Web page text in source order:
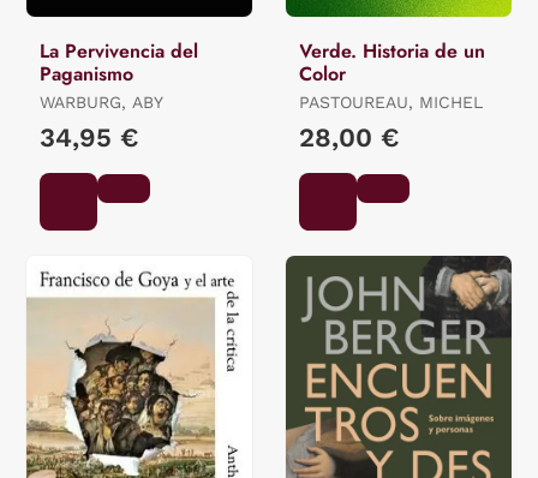
La Pervivencia del
Paganismo
WARBURG, ABY
34,95 €
Verde. Historia de un
Color
PASTOUREAU, MICHEL
28,00 €